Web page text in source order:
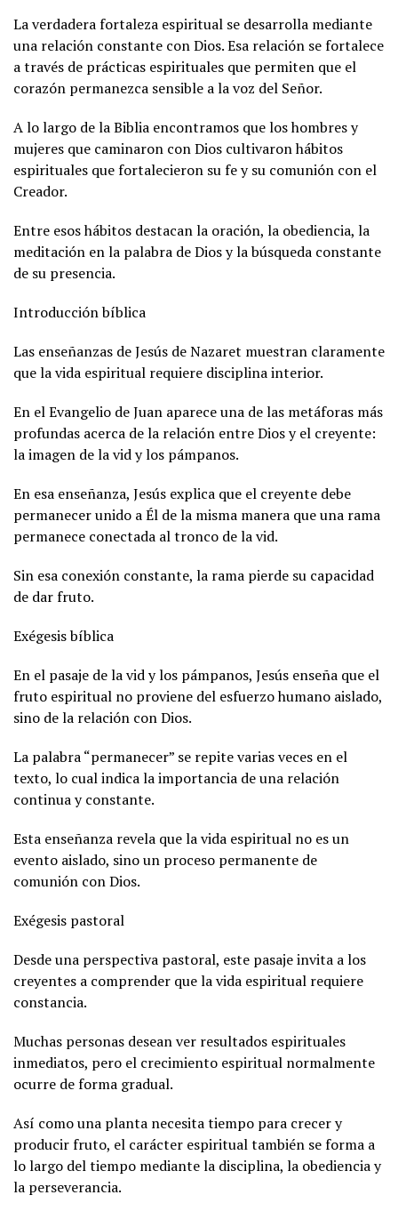
La verdadera fortaleza espiritual se desarrolla mediante
una relación constante con Dios. Esa relación se fortalece
a través de prácticas espirituales que permiten que el
corazón permanezca sensible a la voz del Señor.
A lo largo de la Biblia encontramos que los hombres y
mujeres que caminaron con Dios cultivaron hábitos
espirituales que fortalecieron su fe y su comunión con el
Creador.
Entre esos hábitos destacan la oración, la obediencia, la
meditación en la palabra de Dios y la búsqueda constante
de su presencia.
Introducción bíblica
Las enseñanzas de Jesús de Nazaret muestran claramente
que la vida espiritual requiere disciplina interior.
En el Evangelio de Juan aparece una de las metáforas más
profundas acerca de la relación entre Dios y el creyente:
la imagen de la vid y los pámpanos.
En esa enseñanza, Jesús explica que el creyente debe
permanecer unido a Él de la misma manera que una rama
permanece conectada al tronco de la vid.
Sin esa conexión constante, la rama pierde su capacidad
de dar fruto.
Exégesis bíblica
En el pasaje de la vid y los pámpanos, Jesús enseña que el
fruto espiritual no proviene del esfuerzo humano aislado,
sino de la relación con Dios.
La palabra “permanecer” se repite varias veces en el
texto, lo cual indica la importancia de una relación
continua y constante.
Esta enseñanza revela que la vida espiritual no es un
evento aislado, sino un proceso permanente de
comunión con Dios.
Exégesis pastoral
Desde una perspectiva pastoral, este pasaje invita a los
creyentes a comprender que la vida espiritual requiere
constancia.
Muchas personas desean ver resultados espirituales
inmediatos, pero el crecimiento espiritual normalmente
ocurre de forma gradual.
Así como una planta necesita tiempo para crecer y
producir fruto, el carácter espiritual también se forma a
lo largo del tiempo mediante la disciplina, la obediencia y
la perseverancia.